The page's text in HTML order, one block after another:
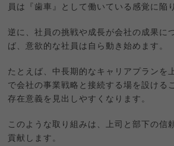
員は『歯車』として働いている感覚に陥
逆に、社員の挑戦や成長が会社の成果に
ば、意欲的な社員は自ら動き始めます。
たとえば、中長期的なキャリアプランを
で会社の事業戦略と接続する場を設ける
存在意義を見出しやすくなります。
このような取り組みは、上司と部下の信
貢献します。